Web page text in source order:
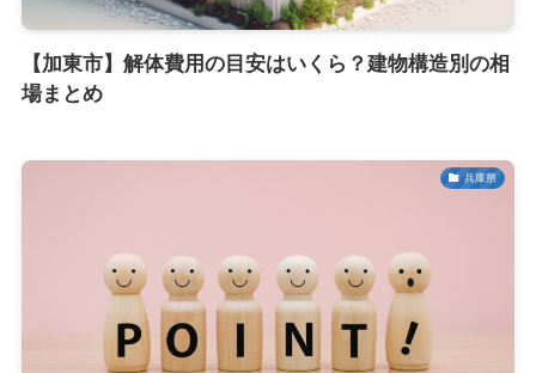
【加東市】解体費用の目安はいくら？建物構造別の相
場まとめ
兵庫県